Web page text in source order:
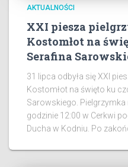
AKTUALNOŚCI
XXI piesza
Kostomłot na
Serafina
31 lipca odbyła się XXI
Kostomłot na święto ku
Sarowskiego.
godzinie 12:00 w Cerkwi
Ducha w Kodniu. Po